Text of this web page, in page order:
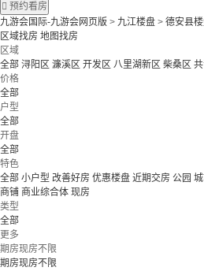
 预约看房
九游会国际-九游会网页版 > 九江楼盘 > 德安县
区域找房 地图找房
区域
全部 浔阳区 濂溪区 开发区 八里湖新区 柴桑区
价格
全部
户型
全部
开盘
全部
特色
全部 小户型 改善好房 优惠楼盘 近期交房 公园
商铺 商业综合体 现房
类型
全部
更多
期房现房不限
期房现房不限